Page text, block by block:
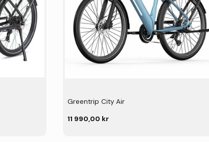
Greentrip City Air
11 990,00 kr